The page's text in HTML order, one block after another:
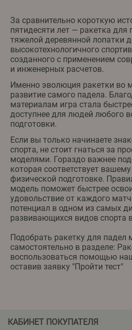
За сравнительно короткую
пятидесяти лет — ракетка
тяжелой деревянной лопатки
высокотехнологичного
созданного с применением
и инженерных расчетов.
Именно эволюция ракетки во
развитие самого падела.
материалам игра стала
доступнее для людей любого
подготовки.
Если вы только начинаете
спорта, не стоит гнаться за
моделями. Гораздо важнее
которая соответствует
физической подготовке.
модель поможет быстрее
удовольствие от каждого
потенциал в одном из самых
развивающихся видов спорта
Подобрать ракетку для падел
самостоятельно в разделе:
воспользоваться помощью
оставив заявку "Пройти тест"
КАБИНЕТ ПОКУПАТЕЛЯ